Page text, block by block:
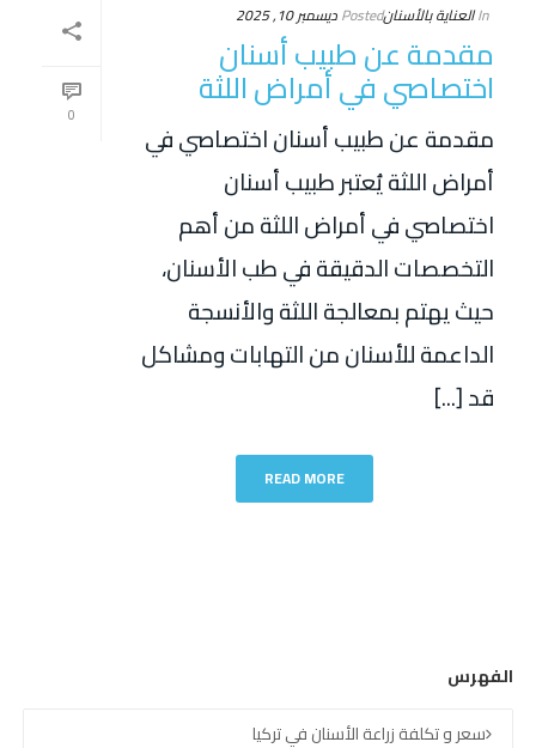
0
Inالعناية بالأسنانPostedديسمبر 10, 2025
مقدمة عن طبيب أسنان
اختصاصي في أمراض اللثة
مقدمة عن طبيب أسنان اختصاصي في
أمراض اللثة يُعتبر طبيب أسنان
اختصاصي في أمراض اللثة من أهم
التخصصات الدقيقة في طب الأسنان،
حيث يهتم بمعالجة اللثة والأنسجة
الداعمة للأسنان من التهابات ومشاكل
قد [...]
READ MORE
الفهرس
سعر و تكلفة زراعة الأسنان في تركيا